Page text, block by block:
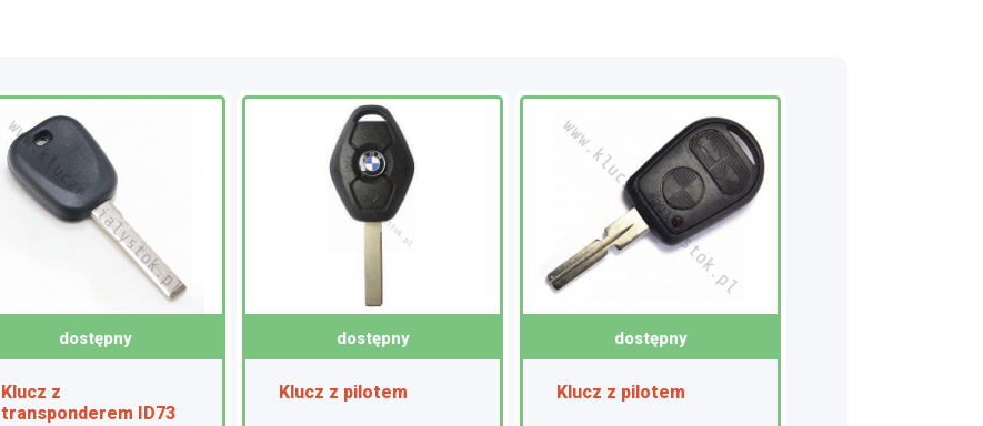
dostępny
Klucz z
transponderem ID73
dostępny
Klucz z pilotem
dostępny
Klucz z pilotem